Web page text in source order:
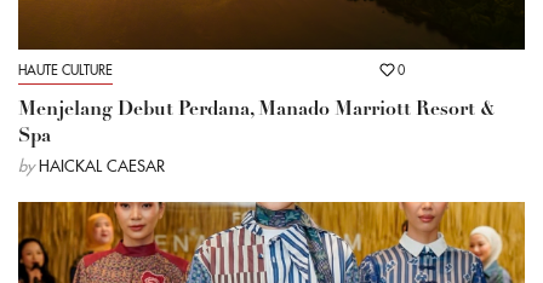
HAUTE CULTURE 0
Menjelang Debut Perdana, Manado Marriott Resort &
Spa
by HAICKAL CAESAR